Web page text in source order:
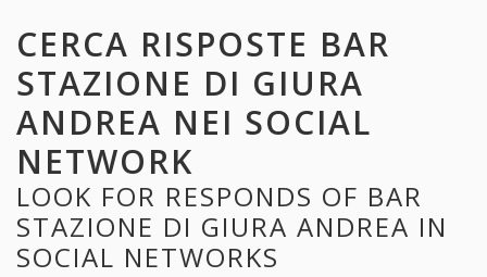
CERCA RISPOSTE BAR
STAZIONE DI GIURA
ANDREA NEI SOCIAL
NETWORK
LOOK FOR RESPONDS OF BAR
STAZIONE DI GIURA ANDREA IN
SOCIAL NETWORKS